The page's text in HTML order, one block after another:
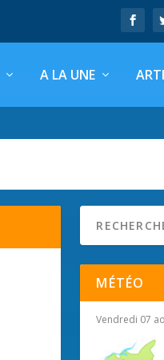
A LA UNE
MÉTÉO
Vendredi 07